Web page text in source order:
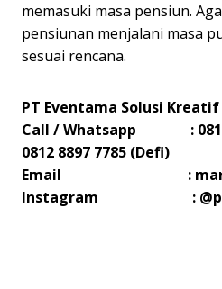
memasuki masa pensiun.
pensiunan menjalani masa
sesuai rencana.
PT Eventama Solusi Kreatif
Call / Whatsapp : 0813
0812 8897 7785 (Defi)
Email :
Instagram :